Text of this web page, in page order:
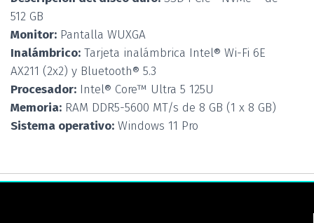
512 GB
Monitor: Pantalla WUXGA
Inalámbrico: Tarjeta inalámbrica Intel® Wi-Fi 6E
AX211 (2x2) y Bluetooth® 5.3
Procesador: Intel® Core™ Ultra 5 125U
Memoria: RAM DDR5-5600 MT/s de 8 GB (1 x 8 GB)
Sistema operativo: Windows 11 Pro